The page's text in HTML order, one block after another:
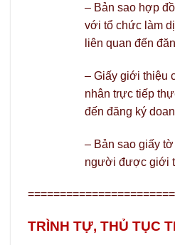
– Bản sao hợp
với tổ chức làm
liên quan đến
– Giấy giới thiệu
nhân trực tiếp
đến đăng ký
– Bản sao giấy
người được giới
TRÌNH TỰ, THỦ TỤC